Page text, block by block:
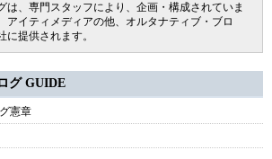
は、専門スタッフにより、企画・構成されていま
アイティメディアの他、オルタナティブ・ブロ
に提供されます。
グ GUIDE
憲章